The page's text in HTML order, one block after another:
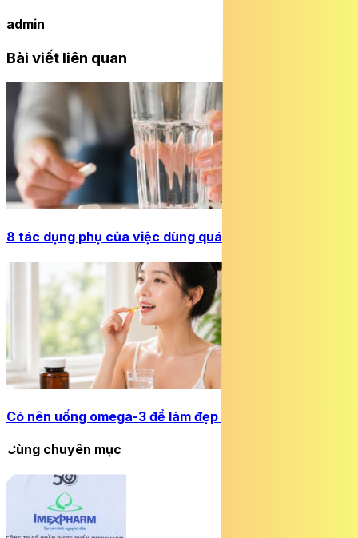
admin
Bài viết liên quan
8 tác dụng phụ của việc dùng quá nhiều magie
Có nên uống omega-3 để làm đẹp da?
Cùng chuyên mục